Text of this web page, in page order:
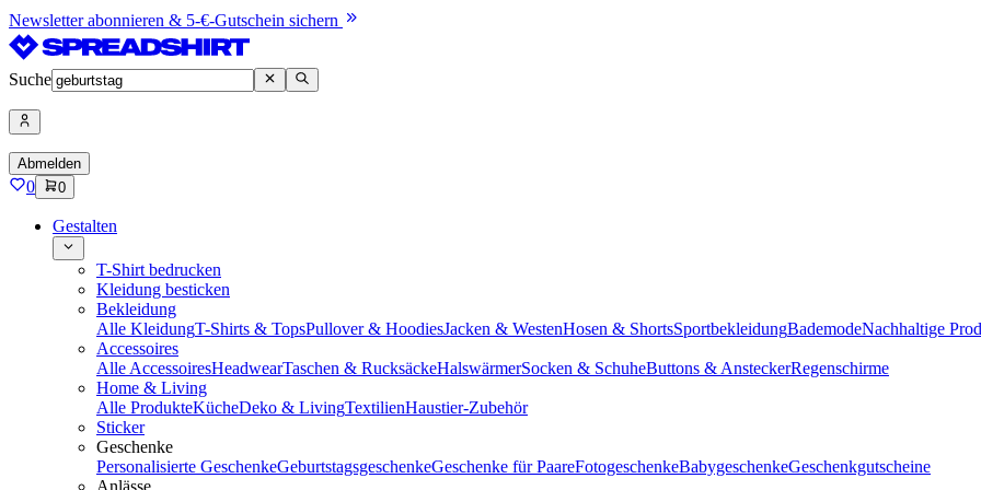
Newsletter abonnieren & 5-€-Gutschein sichern
Suche
Abmelden
0 0
Gestalten
T-Shirt bedrucken
Kleidung besticken
Bekleidung
Alle KleidungT-Shirts & TopsPullover & HoodiesJacken & WestenHosen & ShortsSportbekleidungBademodeNachhaltige
Accessoires
Alle AccessoiresHeadwearTaschen & RucksäckeHalswärmerSocken & SchuheButtons & AnsteckerRegenschirme
Home & Living
Alle ProdukteKücheDeko & LivingTextilienHaustier-Zubehör
Sticker
Geschenke
Personalisierte GeschenkeGeburtstagsgeschenkeGeschenke für PaareFotogeschenkeBabygeschenkeGeschenkgutscheine